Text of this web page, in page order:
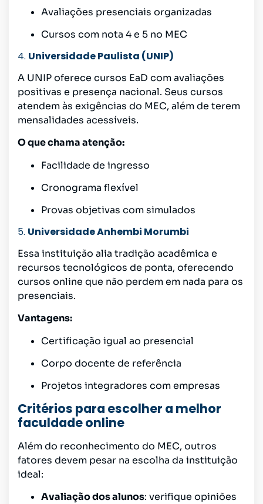
Avaliações presenciais organizadas
Cursos com nota 4 e 5 no MEC
4. Universidade Paulista (UNIP)
A UNIP oferece cursos EaD com avaliações
positivas e presença nacional. Seus cursos
atendem às exigências do MEC, além de terem
mensalidades acessíveis.
O que chama atenção:
Facilidade de ingresso
Cronograma flexível
Provas objetivas com simulados
5. Universidade Anhembi Morumbi
Essa instituição alia tradição acadêmica e
recursos tecnológicos de ponta, oferecendo
cursos online que não perdem em nada para os
presenciais.
Vantagens:
Certificação igual ao presencial
Corpo docente de referência
Projetos integradores com empresas
Critérios para escolher a melhor
faculdade online
Além do reconhecimento do MEC, outros
fatores devem pesar na escolha da instituição
ideal:
Avaliação dos alunos: verifique opiniões